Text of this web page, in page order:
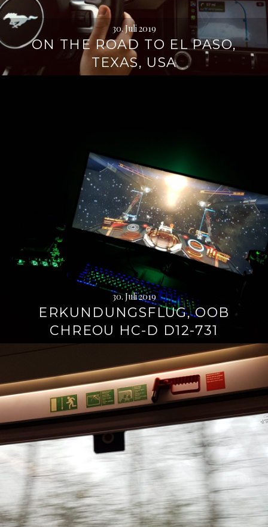
30. Juli 2019
ON THE ROAD TO EL PASO,
TEXAS, USA
30. Juli 2019
ERKUNDUNGSFLUG, OOB
CHREOU HC-D D12-731